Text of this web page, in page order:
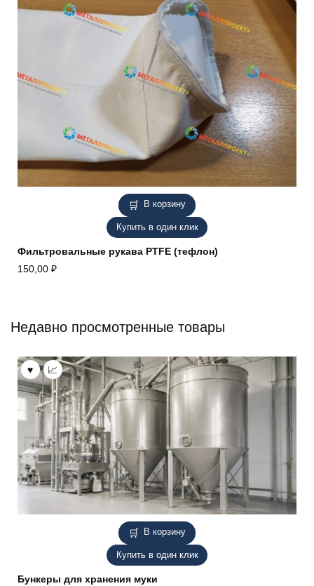
В корзину
Купить в один клик
Фильтровальные рукава PTFE (тефлон)
150,00 ₽
Недавно просмотренные товары
В корзину
Купить в один клик
Бункеры для хранения муки